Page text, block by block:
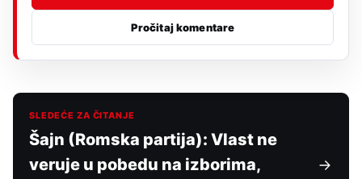
Pročitaj komentare
SLEDEĆE ZA ČITANJE
Šajn (Romska partija): Vlast ne
veruje u pobedu na izborima,